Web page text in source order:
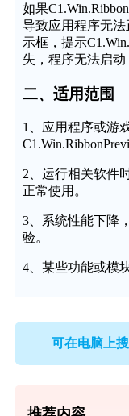
如果
导致应用程序无
示框，提示
失，程序无法启动
二、适用范围
1、应用程序或游
2、运行相关软件
正常使用。
3、系统性能下降
验。
4、某些功能或模
可在电脑上